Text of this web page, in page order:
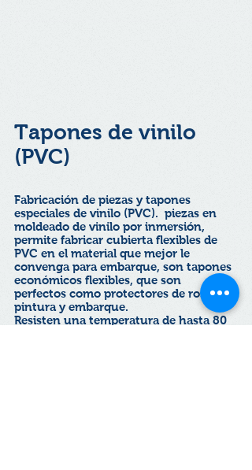
Tapones de vinilo
(PVC)
Fabricación de piezas y tapones
especiales de vinilo (PVC). piezas en
moldeado de vinilo por inmersión,
permite fabricar cubierta flexibles de
PVC en el material que mejor le
convenga para embarque, son tapones
económicos flexibles, que son
perfectos como protectores de rosca,
pintura y embarque.
Resisten una temperatura de hasta 80